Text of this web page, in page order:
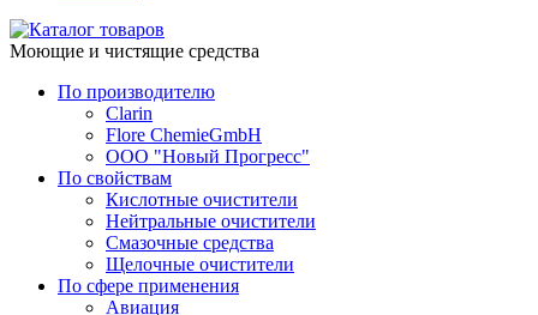
Моющие и чистящие средства
По производителю
Clarin
Flore ChemieGmbH
ООО "Новый Прогресс"
По свойствам
Кислотные очистители
Нейтральные очистители
Смазочные средства
Щелочные очистители
По сфере применения
Авиация